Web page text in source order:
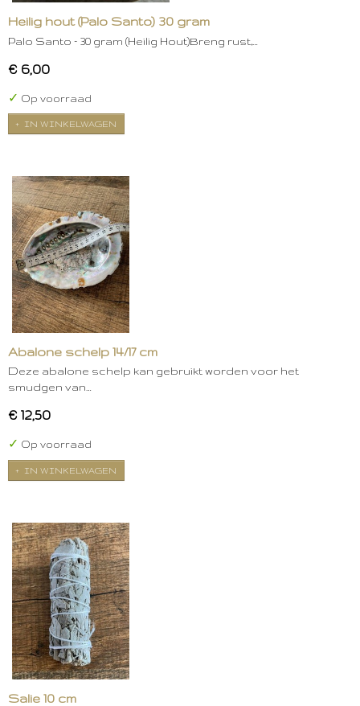
Heilig hout (Palo Santo) 30 gram
Palo Santo – 30 gram (Heilig Hout)Breng rust,…
€ 6,00
✓ Op voorraad
IN WINKELWAGEN
Abalone schelp 14/17 cm
Deze abalone schelp kan gebruikt worden voor het
smudgen van…
€ 12,50
✓ Op voorraad
IN WINKELWAGEN
Salie 10 cm